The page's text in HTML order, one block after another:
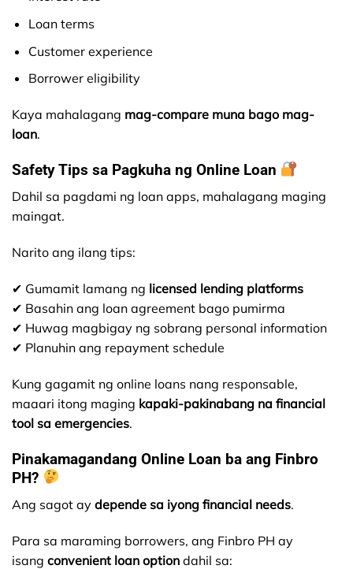
Loan terms
Customer experience
Borrower eligibility
Kaya mahalagang mag-compare muna bago mag-
loan.
Safety Tips sa Pagkuha ng Online Loan
Dahil sa pagdami ng loan apps, mahalagang maging
maingat.
Narito ang ilang tips:
✔ Gumamit lamang ng licensed lending platforms
✔ Basahin ang loan agreement bago pumirma
✔ Huwag magbigay ng sobrang personal information
✔ Planuhin ang repayment schedule
Kung gagamit ng online loans nang responsable,
maaari itong maging kapaki-pakinabang na financial
tool sa emergencies.
Pinakamagandang Online Loan ba ang Finbro
PH?
Ang sagot ay depende sa iyong financial needs.
Para sa maraming borrowers, ang Finbro PH ay
isang convenient loan option dahil sa: